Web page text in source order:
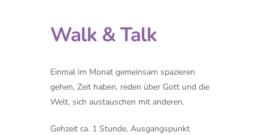
Walk & Talk
Einmal im Monat gemeinsam spazieren
gehen, Zeit haben, reden über Gott und die
Welt, sich austauschen mit anderen.
Gehzeit ca. 1 Stunde, Ausgangspunkt